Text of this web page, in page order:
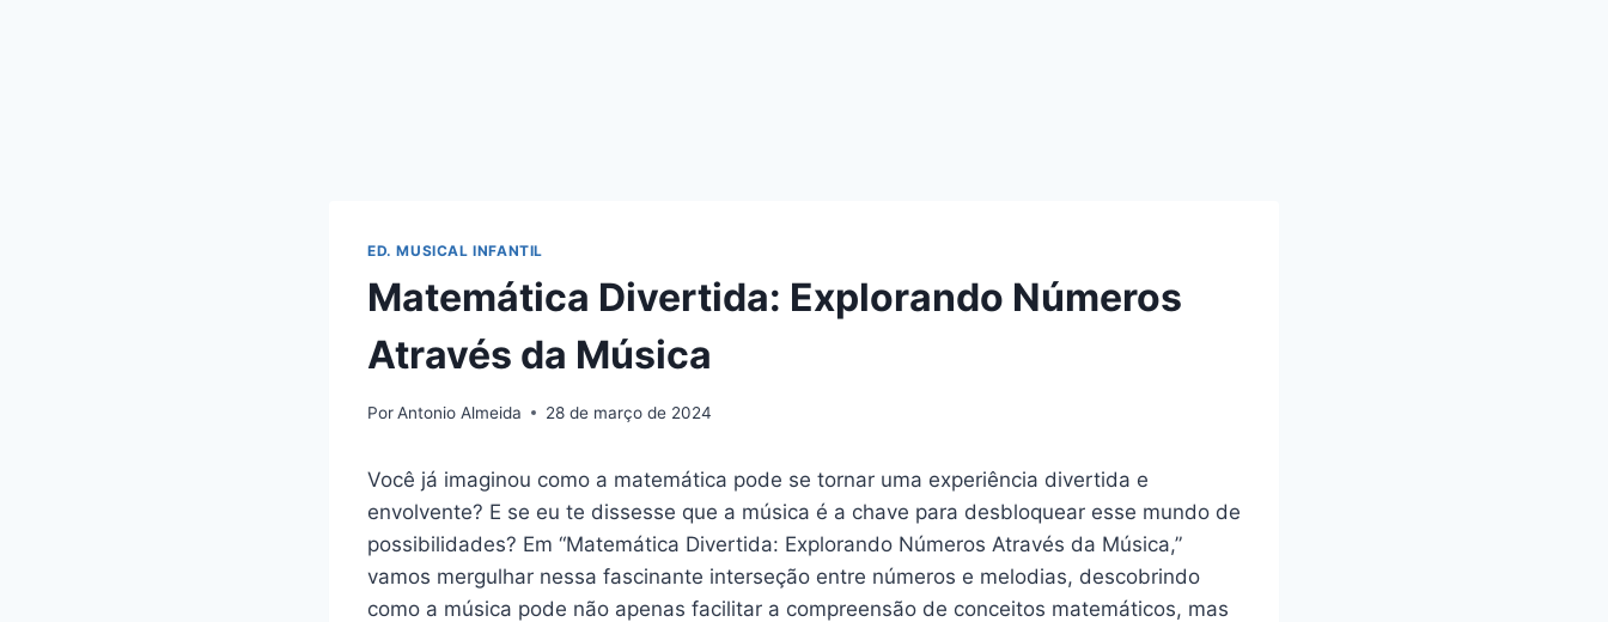
ED. MUSICAL INFANTIL
Matemática Divertida: Explorando Números
Através da Música
PorAntonio Almeida 28 de março de 2024
Você já imaginou como a matemática pode se tornar uma experiência divertida e
envolvente? E se eu te dissesse que a música é a chave para desbloquear esse mundo de
possibilidades? Em “Matemática Divertida: Explorando Números Através da Música,”
vamos mergulhar nessa fascinante interseção entre números e melodias, descobrindo
como a música pode não apenas facilitar a compreensão de conceitos matemáticos, mas